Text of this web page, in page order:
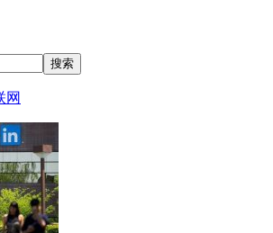
网